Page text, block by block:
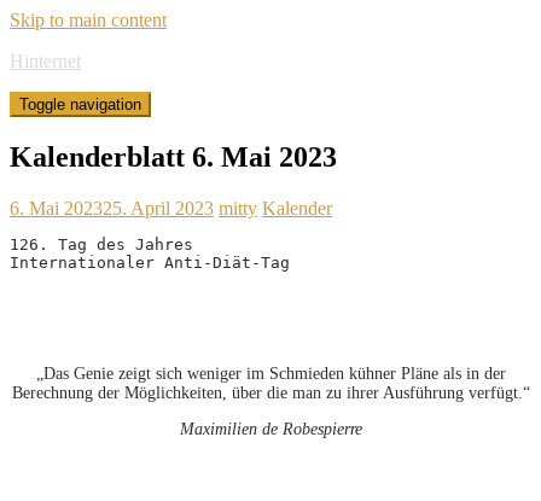
Skip to main content
Hinternet
Toggle navigation
Kalenderblatt 6. Mai 2023
6. Mai 202325. April 2023 mitty Kalender
126. Tag des Jahres
Internationaler Anti-Diät-Tag
„Das Genie zeigt sich weniger im Schmieden kühner Pläne als in der
Berechnung der Möglichkeiten, über die man zu ihrer Ausführung verfügt.“
Maximilien de Robespierre